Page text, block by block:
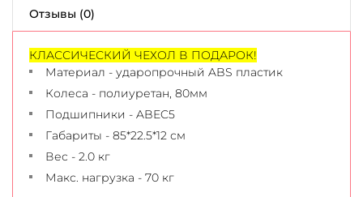
Отзывы (0)
КЛАССИЧЕСКИЙ ЧЕХОЛ В ПОДАРОК!
Материал - ударопрочный ABS пластик
Колеса - полиуретан, 80мм
Подшипники - ABEC5
Габариты - 85*22.5*12 см
Вес - 2.0 кг
Макс. нагрузка - 70 кг